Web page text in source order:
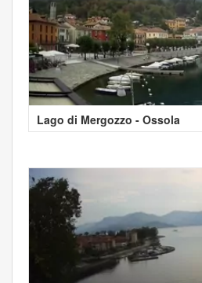
Lago di Mergozzo - Ossola